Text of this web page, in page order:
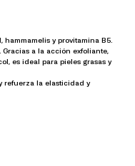
hammamelis y provitamina B5.
a la acción exfoliante,
es ideal para pieles grasas y
refuerza la elasticidad y